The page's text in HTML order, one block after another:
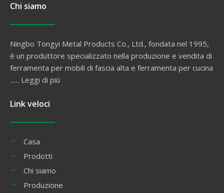
Chi siamo
Ningbo Tongyi Metal Products Co., Ltd., fondata nel 1995,
è un produttore specializzato nella produzione e vendita di
ferramenta per mobili di fascia alta e ferramenta per cucina
...... Leggi di più
Link veloci
Casa
Prodotti
Chi siamo
Produzione